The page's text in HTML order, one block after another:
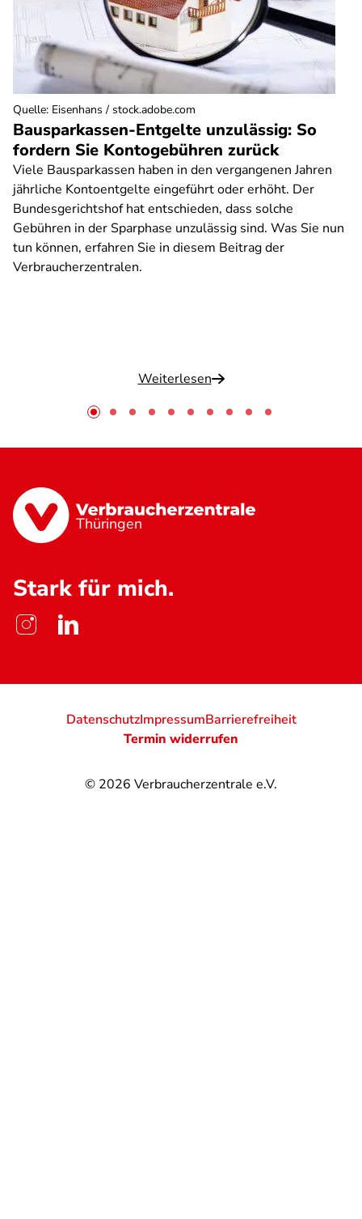
Bausparkassen-Entgelte unzulässig: So
fordern Sie Kontogebühren zurück
Viele Bausparkassen haben in den vergangenen Jahren
jährliche Kontoentgelte eingeführt oder erhöht. Der
Bundesgerichtshof hat entschieden, dass solche
Gebühren in der Sparphase unzulässig sind. Was Sie nun
tun können, erfahren Sie in diesem Beitrag der
Verbraucherzentralen.
Weiterlesen
Quelle: Eisenhans / stock.adobe.com
Thüringen
Stark für mich.
© 2026 Verbraucherzentrale e.V.
DatenschutzImpressumBarrierefreiheit
Termin widerrufen